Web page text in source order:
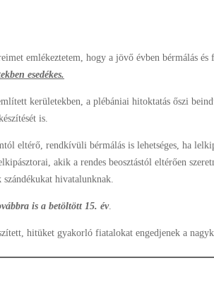
emlékeztetem, hogy a jövő évben bérmálás
esedékes.
kerületekben, a plébániai hitoktatás őszi
is.
eltérő, rendkívüli bérmálás is lehetséges, ha
akik a rendes beosztástól eltérően
szándékukat hivatalunknak.
is a betöltött 15. év.
hitüket gyakorló fiatalokat engedjenek a